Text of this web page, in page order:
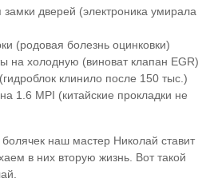
дверей (электроника умирала
(родовая болезнь оцинковки)
на холодную (виноват клапан EGR)
клинило после 150 тыс.)
1.6 MPI (китайские прокладки не
наш мастер Николай ставит
в них вторую жизнь. Вот такой